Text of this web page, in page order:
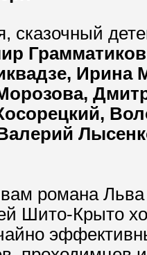
Грамматиков
Ирина
романа
Шито-Крыто